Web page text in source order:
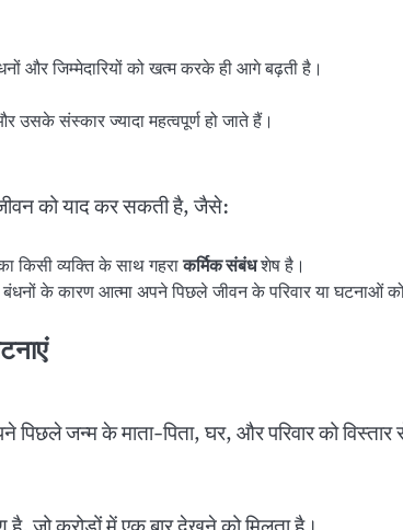
और जिम्मेदारियों को खत्म करके ही आगे बढ़ती है।
उसके संस्कार ज्यादा महत्वपूर्ण हो जाते हैं।
को याद कर सकती है, जैसे:
किसी व्यक्ति के साथ गहराकर्मिक संबंधशेष है।
के कारण आत्मा अपने पिछले जीवन के परिवार या घटनाओं
जन्म के माता-पिता, घर, और परिवार को